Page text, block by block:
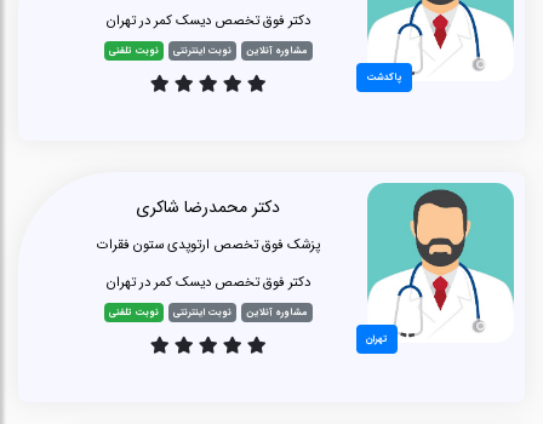
پاکدشت
دکتر فوق تخصص دیسک کمر در تهران
مشاوره آنلاین نوبت اینترنتی نوبت تلفنی
تهران
دکتر محمدرضا شاکری
پزشک فوق تخصص ارتوپدی ستون فقرات
دکتر فوق تخصص دیسک کمر در تهران
مشاوره آنلاین نوبت اینترنتی نوبت تلفنی